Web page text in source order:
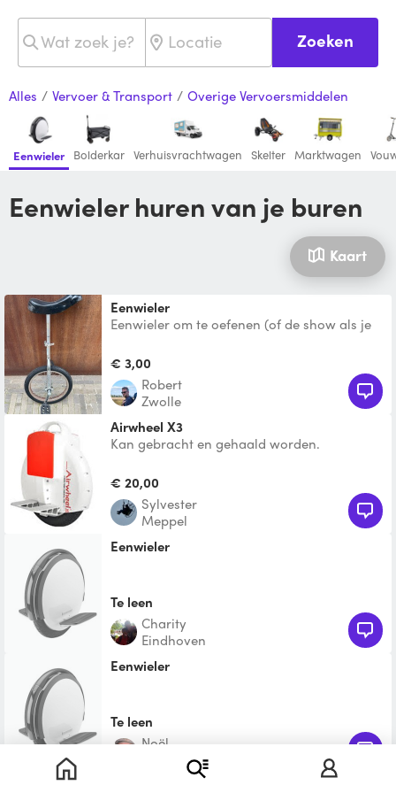
Zoeken
Alles / Vervoer & Transport / Overige Vervoersmiddelen
Eenwieler Bolderkar Verhuisvrachtwagen Skelter Marktwagen
Eenwieler huren van je buren
Kaart
Eenwieler
Eenwieler om te oefenen (of de show als je
kinderen en volwas
€ 3,00
Robert
Zwolle
Airwheel X3
Kan gebracht en gehaald worden.
proberen. Niet voor ope
€ 20,00
Sylvester
Meppel
Eenwieler
Te leen
Charity
Eindhoven
Eenwieler
Te leen
Noël
's-Hertogenbosch